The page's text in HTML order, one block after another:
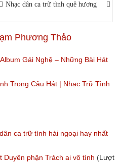
Nhạc dân ca trữ tình quê hương
Phương Thảo
Gái Nghệ – Những Bài Hát
Trong Câu Hát | Nhạc Trữ Tình
ca trữ tình hải ngoại hay nhất
Duyên phận Trách ai vô tình (Lượt